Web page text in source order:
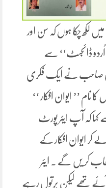
لکھ چکا ہوں کہ سن اور
اُردو ڈائجسٹ‘‘ سے
صاحب نے ایک فکری
کا نام ’’ ایوان افکار ‘‘
کہ آپ ایئر پورٹ
لے کر ایوان افکار کے
کر یں گے ۔ ایئر
تھے لیکن پرتول رہے